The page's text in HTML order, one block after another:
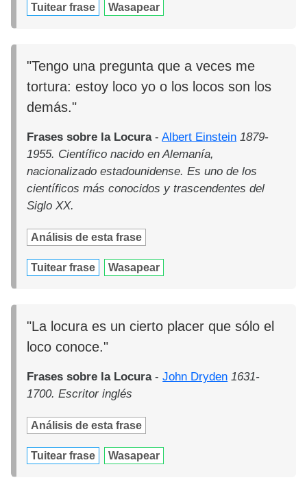
Tuitear frase Wasapear
"Tengo una pregunta que a veces me
tortura: estoy loco yo o los locos son los
demás."
Frases sobre la Locura-Albert Einstein 1879-
1955. Científico nacido en Alemanía,
nacionalizado estadounidense. Es uno de los
científicos más conocidos y trascendentes del
Siglo XX.
Análisis de esta frase
Tuitear frase Wasapear
"La locura es un cierto placer que sólo el
loco conoce."
Frases sobre la Locura-John Dryden 1631-
1700. Escritor inglés
Análisis de esta frase
Tuitear frase Wasapear